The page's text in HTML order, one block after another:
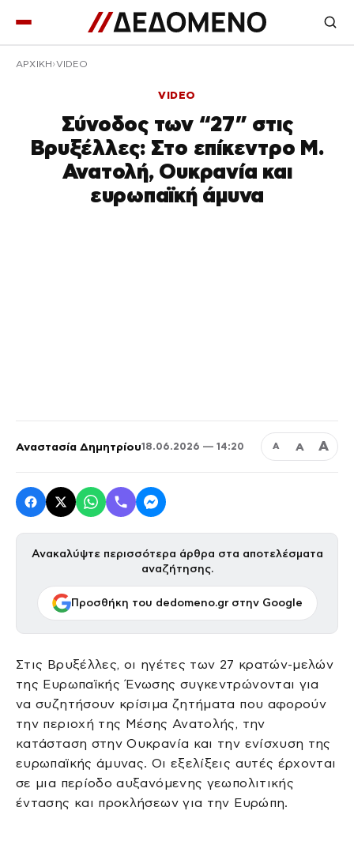
ΑΡΧΙΚΉ VIDEO
VIDEO
Σύνοδος των “27” στις
Βρυξέλλες: Στο επίκεντρο Μ.
Ανατολή, Ουκρανία και
ευρωπαϊκή άμυνα
Αναστασία Δημητρίου18.06.2026 — 14:20 Α Α Α
Ανακαλύψτε περισσότερα άρθρα στα αποτελέσματα
αναζήτησης.
Προσθήκη του dedomeno.gr στην Google
Στις Βρυξέλλες, οι ηγέτες των 27 κρατών-μελών
της Ευρωπαϊκής Ένωσης συγκεντρώνονται για
να συζητήσουν κρίσιμα ζητήματα που αφορούν
την περιοχή της Μέσης Ανατολής, την
κατάσταση στην Ουκρανία και την ενίσχυση της
ευρωπαϊκής άμυνας. Οι εξελίξεις αυτές έρχονται
σε μια περίοδο αυξανόμενης γεωπολιτικής
έντασης και προκλήσεων για την Ευρώπη.